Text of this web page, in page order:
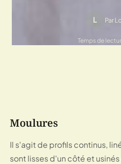
L Par
Temps de
Moulures
Il s'agit de profils continus,
sont lisses d'un côté et